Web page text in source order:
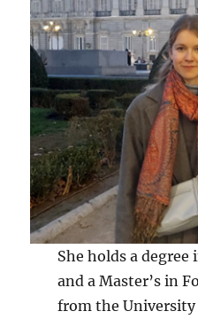
She holds a
and a Master’s in
from the University